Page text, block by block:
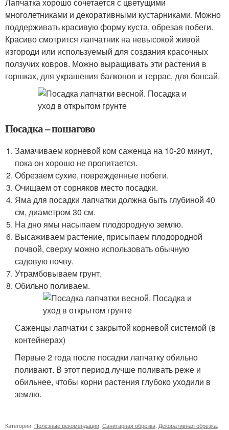
многолетниками и декоративными кустарниками. Можно
поддерживать красивую форму куста, обрезая побеги.
Красиво смотрится лапчатник на невысокой живой
изгороди или используемый для создания красочных
ползучих ковров. Можно выращивать эти растения в
горшках, для украшения балконов и террас, для бонсай.
Посадка – пошагово
Замачиваем корневой ком саженца на 10-20 минут,
пока он хорошо не пропитается.
Обрезаем сухие, поврежденные побеги.
Очищаем от сорняков место посадки.
Яма для посадки лапчатки должна быть глубиной 40
см, диаметром 30 см.
На дно ямы насыпаем плодородную землю.
Высаживаем растение, присыпаем плодородной
почвой, сверху можно использовать обычную
садовую почву.
Утрамбовываем грунт.
Обильно поливаем.
Саженцы лапчатки с закрытой корневой системой (в
контейнерах)
Первые 2 года после посадки лапчатку обильно
поливают. В этот период лучше поливать реже и
обильнее, чтобы корни растения глубоко уходили в
землю.
Категории: Полезные рекомендации Санитарная обрезка Декоративная обрезка